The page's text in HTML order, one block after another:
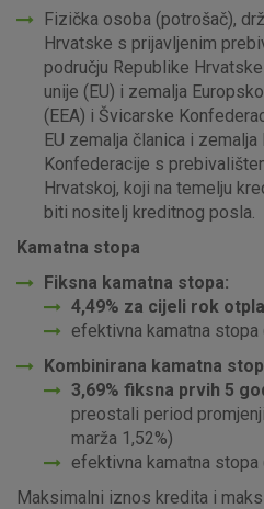
Fizička osoba (potrošač),
Hrvatske s prijavljenim
području Republike
unije (EU) i zemalja
(EEA) i Švicarske
EU zemalja članica i
Konfederacije s
Hrvatskoj, koji na temelju
biti nositelj kreditnog posla.
Kamatna stopa
Fiksna kamatna stopa:
4,49% za cijeli rok
efektivna kamatna stopa
Kombinirana kamatna
3,69% fiksna prvih 5
preostali period
marža 1,52%)
efektivna kamatna stopa
Maksimalni iznos kredita i